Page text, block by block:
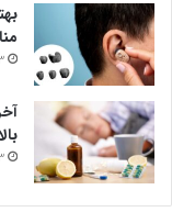
3
3